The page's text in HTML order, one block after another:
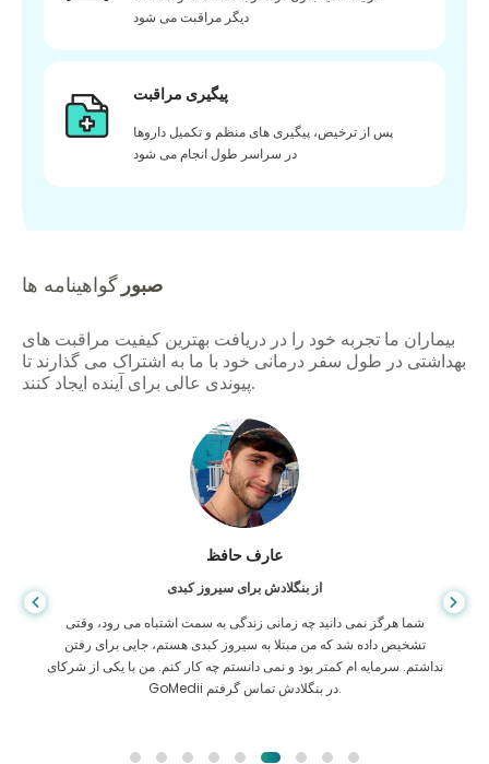
دیگر مراقبت می شود
پیگیری مراقبت
پس از ترخیص، پیگیری های منظم و تکمیل داروها
در سراسر طول انجام می شود
صبور گواهینامه ها
بیماران ما تجربه خود را در دریافت بهترین کیفیت مراقبت های
بهداشتی در طول سفر درمانی خود با ما به اشتراک می گذارند تا
پیوندی عالی برای آینده ایجاد کنند.
عارف حافظ
از بنگلادش برای سیروز کبدی
شما هرگز نمی دانید چه زمانی زندگی به سمت اشتباه می رود، وقتی
تشخیص داده شد که من مبتلا به سیروز کبدی هستم، جایی برای رفتن
نداشتم. سرمایه ام کمتر بود و نمی دانستم چه کار کنم. من با یکی از شرکای
GoMedii در بنگلادش تماس گرفتم.